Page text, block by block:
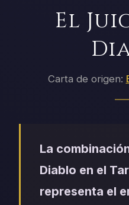
El
Carta de origen:
La
Diablo en el
representa el